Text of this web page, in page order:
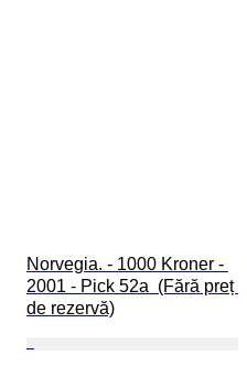
Norvegia. - 1000 Kroner -
2001 - Pick 52a  (Fără preț
de rezervă)